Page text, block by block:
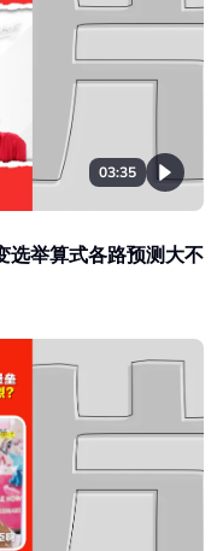
03:35
选举算式各路预测大不